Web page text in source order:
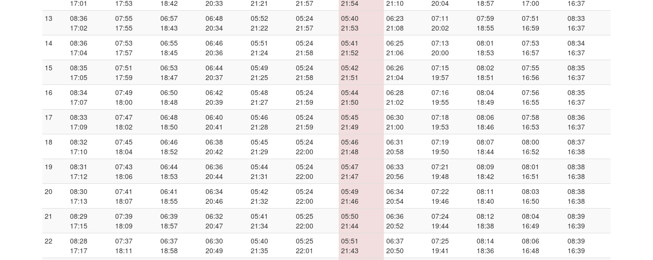
17:01
17:53
18:42
20:33
21:21
21:57
21:54
21:10
20:04
18:57
17:00
16:37
13
08:36
17:02
07:55
17:55
06:57
18:43
06:48
20:34
05:52
21:22
05:24
21:57
05:40
21:53
06:23
21:08
07:11
20:02
07:59
18:55
07:51
16:59
08:33
16:37
14
08:36
17:04
07:53
17:57
06:55
18:45
06:46
20:36
05:51
21:24
05:24
21:58
05:41
21:52
06:25
21:06
07:13
20:00
08:01
18:53
07:53
16:57
08:34
16:37
15
08:35
17:05
07:51
17:59
06:53
18:47
06:44
20:37
05:49
21:25
05:24
21:58
05:42
21:51
06:26
21:04
07:15
19:57
08:02
18:51
07:55
16:56
08:35
16:37
16
08:34
17:07
07:49
18:00
06:50
18:48
06:42
20:39
05:48
21:27
05:24
21:59
05:44
21:50
06:28
21:02
07:16
19:55
08:04
18:49
07:56
16:55
08:35
16:37
17
08:33
17:09
07:47
18:02
06:48
18:50
06:40
20:41
05:46
21:28
05:24
21:59
05:45
21:49
06:30
21:00
07:18
19:53
08:06
18:46
07:58
16:53
08:36
16:37
18
08:32
17:10
07:45
18:04
06:46
18:52
06:38
20:42
05:45
21:29
05:24
22:00
05:46
21:48
06:31
20:58
07:19
19:50
08:07
18:44
08:00
16:52
08:37
16:38
19
08:31
17:12
07:43
18:06
06:44
18:53
06:36
20:44
05:44
21:31
05:24
22:00
05:47
21:47
06:33
20:56
07:21
19:48
08:09
18:42
08:01
16:51
08:38
16:38
20
08:30
17:13
07:41
18:07
06:41
18:55
06:34
20:46
05:42
21:32
05:24
22:00
05:49
21:46
06:34
20:54
07:22
19:46
08:11
18:40
08:03
16:50
08:38
16:38
21
08:29
17:15
07:39
18:09
06:39
18:57
06:32
20:47
05:41
21:34
05:25
22:00
05:50
21:44
06:36
20:52
07:24
19:44
08:12
18:38
08:04
16:49
08:39
16:39
22
08:28
17:17
07:37
18:11
06:37
18:58
06:30
20:49
05:40
21:35
05:25
22:01
05:51
21:43
06:37
20:50
07:25
19:41
08:14
18:36
08:06
16:48
08:39
16:39